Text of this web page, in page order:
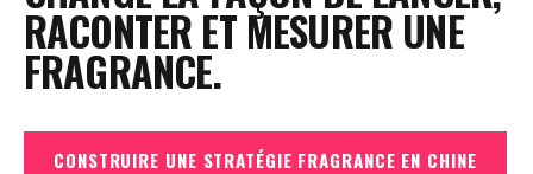
RACONTER ET MESURER UNE
FRAGRANCE.
CONSTRUIRE UNE STRATÉGIE FRAGRANCE EN CHINE